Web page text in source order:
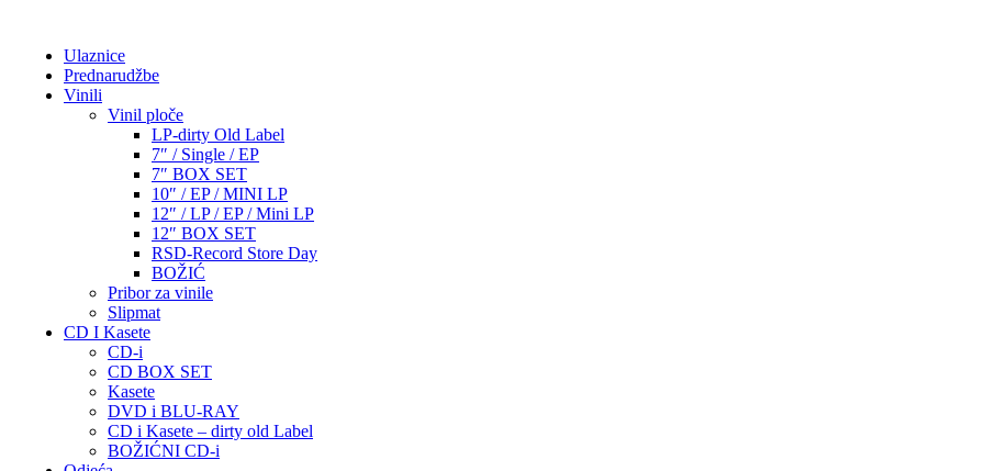
Ulaznice
Prednarudžbe
Vinili
Vinil ploče
LP-dirty Old Label
7″ / Single / EP
7″ BOX SET
10″ / EP / MINI LP
12″ / LP / EP / Mini LP
12″ BOX SET
RSD-Record Store Day
BOŽIĆ
Pribor za vinile
Slipmat
CD I Kasete
CD-i
CD BOX SET
Kasete
DVD i BLU-RAY
CD i Kasete – dirty old Label
BOŽIĆNI CD-i